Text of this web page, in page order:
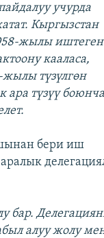
учурда
Кыргызстан
жылы иштеген
кааласа,
жылы түзүлгөн
ара түзүү боюнча
бери иш
аралык
бар.
алуу жолу